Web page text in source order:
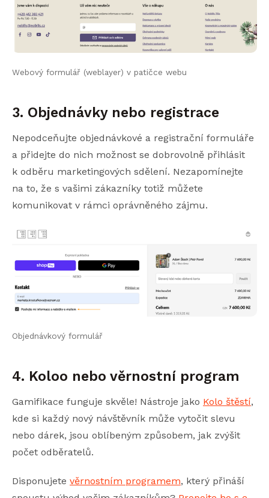
Webový formulář (weblayer) v patičce webu
3. Objednávky nebo registrace
Nepodceňujte objednávkové a registrační formuláře
a přidejte do nich možnost se dobrovolně přihlásit
k odběru marketingových sdělení. Nezapomínejte
na to, že s vašimi zákazníky totiž můžete
komunikovat v rámci oprávněného zájmu.
Objednávkový formulář
4. Koloo nebo věrnostní program
Gamifikace funguje skvěle! Nástroje jako Kolo štěstí,
kde si každý nový návštěvník může vytočit slevu
nebo dárek, jsou oblíbeným způsobem, jak zvýšit
počet odběratelů.
Disponujete věrnostním programem, který přináší